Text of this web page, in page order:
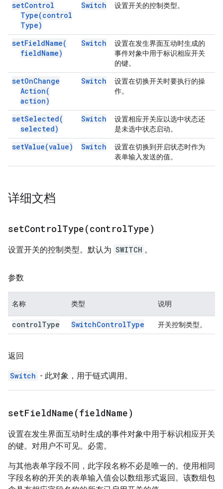
setControl
Type(control
Type)
Switch 设置开关的控制类型。
setFieldName(
fieldName)
Switch
设置在发生界面互动时生成的
事件对象中用于标识相应开关
的键。
setOnChange
Action(
action)
Switch
设置在切换开关时要执行的操
作。
setSelected(
selected)
Switch
设置相应开关应以选中状态还
是未选中状态启动。
setValue(value) Switch
设置在切换到开启状态时作为
表单输入发送的值。
详细文档
setControlType(controlType)
设置开关的控制类型。默认为 SWITCH 。
参数
名称 类型 说明
controlType SwitchControlType 开关控制类型。
返回
Switch - 此对象，用于链式调用。
setFieldName(fieldName)
设置在发生界面互动时生成的事件对象中用于标识相应开关
的键。对用户不可见。必需。
与其他表单字段不同，此字段名称不必是唯一的。使用相同
字段名称的开关的表单输入值会以数组形式返回。该数组包